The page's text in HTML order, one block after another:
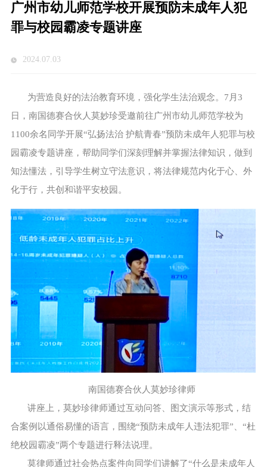
广州市幼儿师范学校开展预防未成年人犯
罪与校园霸凌专题讲座
2024.07.03
为营造良好的法治教育环境，强化学生法治观念。7月3
日，南国德赛合伙人莫妙珍受邀前往广州市幼儿师范学校为
1100余名同学开展“弘扬法治 护航青春”预防未成年人犯罪与校
园霸凌专题讲座，帮助同学们深刻理解并掌握法律知识，做到
知法懂法，引导学生树立守法意识，将法律规范内化于心、外
化于行，共创和谐平安校园。
南国德赛合伙人莫妙珍律师
讲座上，莫妙珍律师通过互动问答、图文演示等形式，结
合案例以通俗易懂的语言，围绕“预防未成年人违法犯罪”、“杜
绝校园霸凌”两个专题进行释法说理。
莫律师通过社会热点案件向同学们讲解了“什么是未成年人